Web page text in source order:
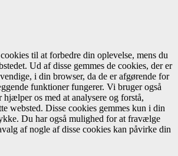
til at forbedre din oplevelse, mens du
Ud af disse gemmes de cookies, der er
i din browser, da de er afgørende for
funktioner fungerer. Vi bruger også
hjælper os med at analysere og forstå,
websted. Disse cookies gemmes kun i din
Du har også mulighed for at fravælge
af nogle af disse cookies kan påvirke din